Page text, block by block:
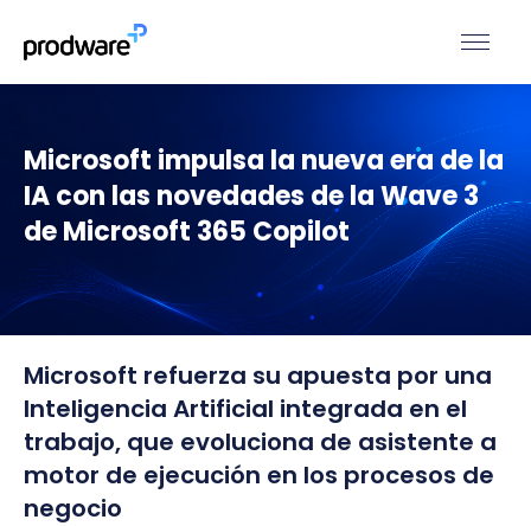
Microsoft impulsa la nueva era de la
IA con las novedades de la Wave 3
de Microsoft 365 Copilot
Microsoft refuerza su apuesta por una
Inteligencia Artificial integrada en el
trabajo, que evoluciona de asistente a
motor de ejecución en los procesos de
negocio